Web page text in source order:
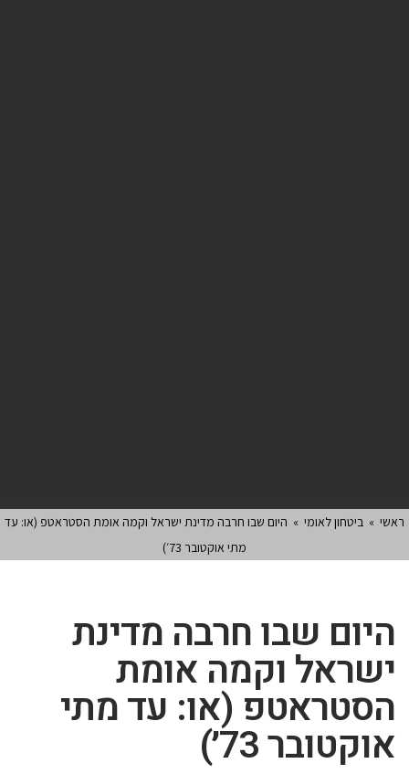
ראשי » ביטחון לאומי » היום שבו חרבה מדינת ישראל וקמה אומת הסטראטפ (או: עד
מתי אוקטובר 73׳)
היום שבו חרבה מדינת
ישראל וקמה אומת
הסטראטפ (או: עד מתי
אוקטובר 73׳)